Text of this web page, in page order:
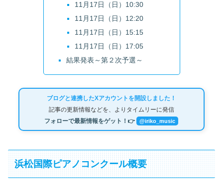
11月17日（日）10:30
11月17日（日）12:20
11月17日（日）15:15
11月17日（日）17:05
結果発表～第２次予選～
ブログと連携したXアカウントを開設しました！
記事の更新情報などを、よりタイムリーに発信
フォローで最新情報をゲット！👉 @iriko_music
浜松国際ピアノコンクール概要